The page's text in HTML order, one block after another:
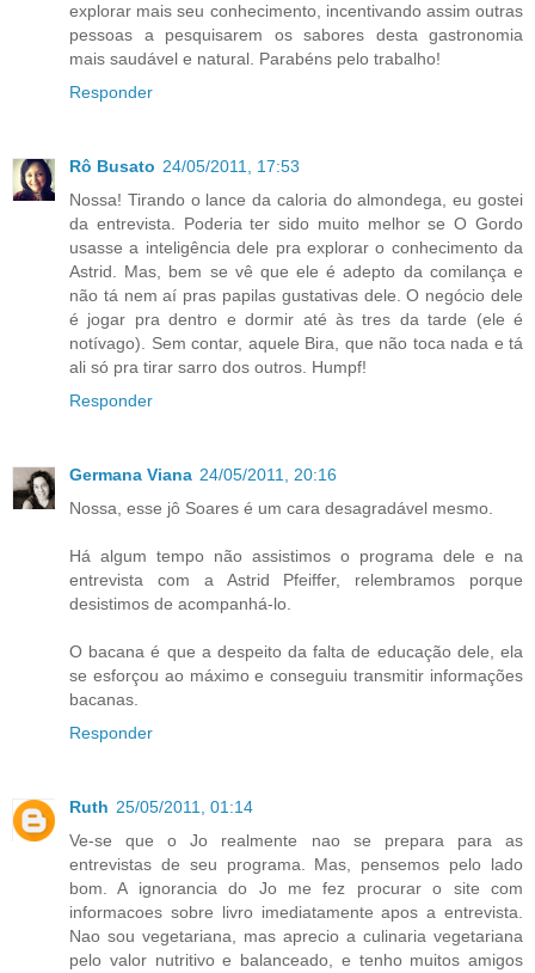
explorar mais seu conhecimento, incentivando assim outras
pessoas a pesquisarem os sabores desta gastronomia
mais saudável e natural. Parabéns pelo trabalho!
Responder
Rô Busato 24/05/2011, 17:53
Nossa! Tirando o lance da caloria do almondega, eu gostei
da entrevista. Poderia ter sido muito melhor se O Gordo
usasse a inteligência dele pra explorar o conhecimento da
Astrid. Mas, bem se vê que ele é adepto da comilança e
não tá nem aí pras papilas gustativas dele. O negócio dele
é jogar pra dentro e dormir até às tres da tarde (ele é
notívago). Sem contar, aquele Bira, que não toca nada e tá
ali só pra tirar sarro dos outros. Humpf!
Responder
Germana Viana 24/05/2011, 20:16
Nossa, esse jô Soares é um cara desagradável mesmo.
Há algum tempo não assistimos o programa dele e na
entrevista com a Astrid Pfeiffer, relembramos porque
desistimos de acompanhá-lo.
O bacana é que a despeito da falta de educação dele, ela
se esforçou ao máximo e conseguiu transmitir informações
bacanas.
Responder
Ruth 25/05/2011, 01:14
Ve-se que o Jo realmente nao se prepara para as
entrevistas de seu programa. Mas, pensemos pelo lado
bom. A ignorancia do Jo me fez procurar o site com
informacoes sobre livro imediatamente apos a entrevista.
Nao sou vegetariana, mas aprecio a culinaria vegetariana
pelo valor nutritivo e balanceado, e tenho muitos amigos